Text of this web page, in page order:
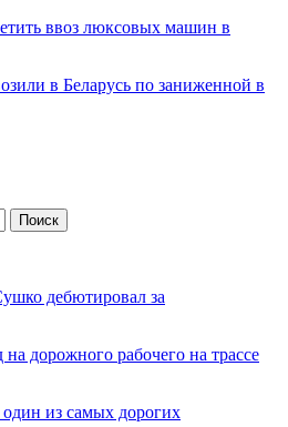
ввоз люксовых машин в
в Беларусь по заниженной в
дебютировал за
на дорожного рабочего на трассе
из самых дорогих